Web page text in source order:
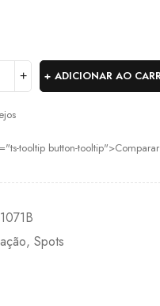
ADICIONAR AO
tooltip button-
,Spots